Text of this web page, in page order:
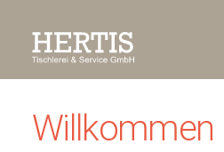
Willkommen